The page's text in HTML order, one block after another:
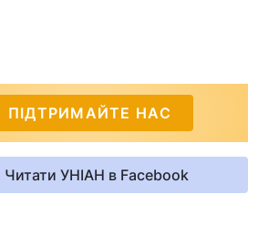
ПІДТРИМАЙТЕ НАС
Читати УНІАН в Facebook